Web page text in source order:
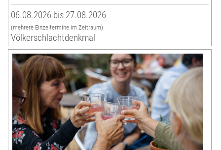
06.08.2026 bis 27.08.2026
(mehrere Einzeltermine im Zeitraum)
Völkerschlachtdenkmal